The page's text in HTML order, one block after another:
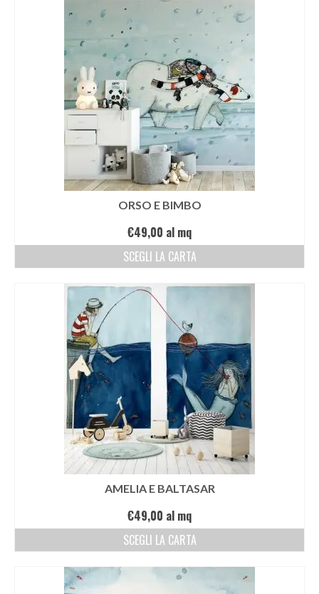
ORSO E BIMBO
€49,00 al mq
SCEGLI LA CARTA
AMELIA E BALTASAR
€49,00 al mq
SCEGLI LA CARTA